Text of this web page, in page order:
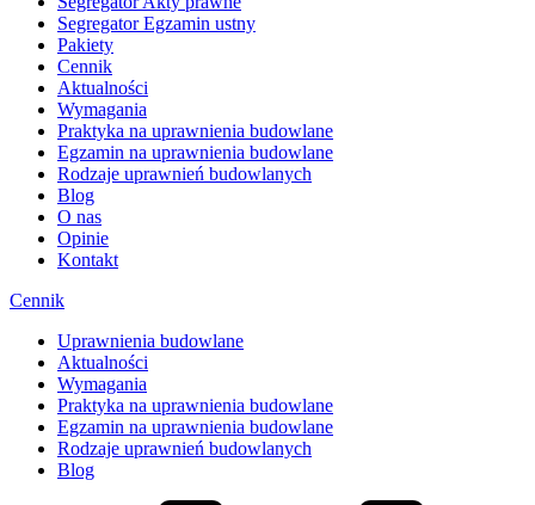
Segregator Egzamin ustny
Pakiety
Cennik
Aktualności
Wymagania
Praktyka na uprawnienia budowlane
Egzamin na uprawnienia budowlane
Rodzaje uprawnień budowlanych
Blog
O nas
Opinie
Kontakt
Cennik
Uprawnienia budowlane
Aktualności
Wymagania
Praktyka na uprawnienia budowlane
Egzamin na uprawnienia budowlane
Rodzaje uprawnień budowlanych
Blog